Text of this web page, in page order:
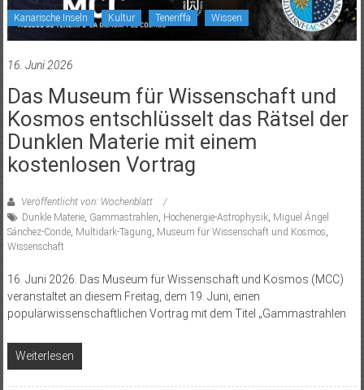
Kanarische Inseln Kultur Teneriffa Wissen
16. Juni 2026
Das Museum für Wissenschaft und
Kosmos entschlüsselt das Rätsel der
Dunklen Materie mit einem
kostenlosen Vortrag
Veröffentlicht von: Wochenblatt
Dunkle Materie, Gammastrahlen, Hochenergie-Astrophysik, Miguel Ángel
Sánchez-Conde, Multidark-Tagung, Museum für Wissenschaft und Kosmos,
Wissenschaft
16. Juni 2026. Das Museum für Wissenschaft und Kosmos (MCC)
veranstaltet an diesem Freitag, dem 19. Juni, einen
populärwissenschaftlichen Vortrag mit dem Titel „Gammastrahlen
Weiterlesen